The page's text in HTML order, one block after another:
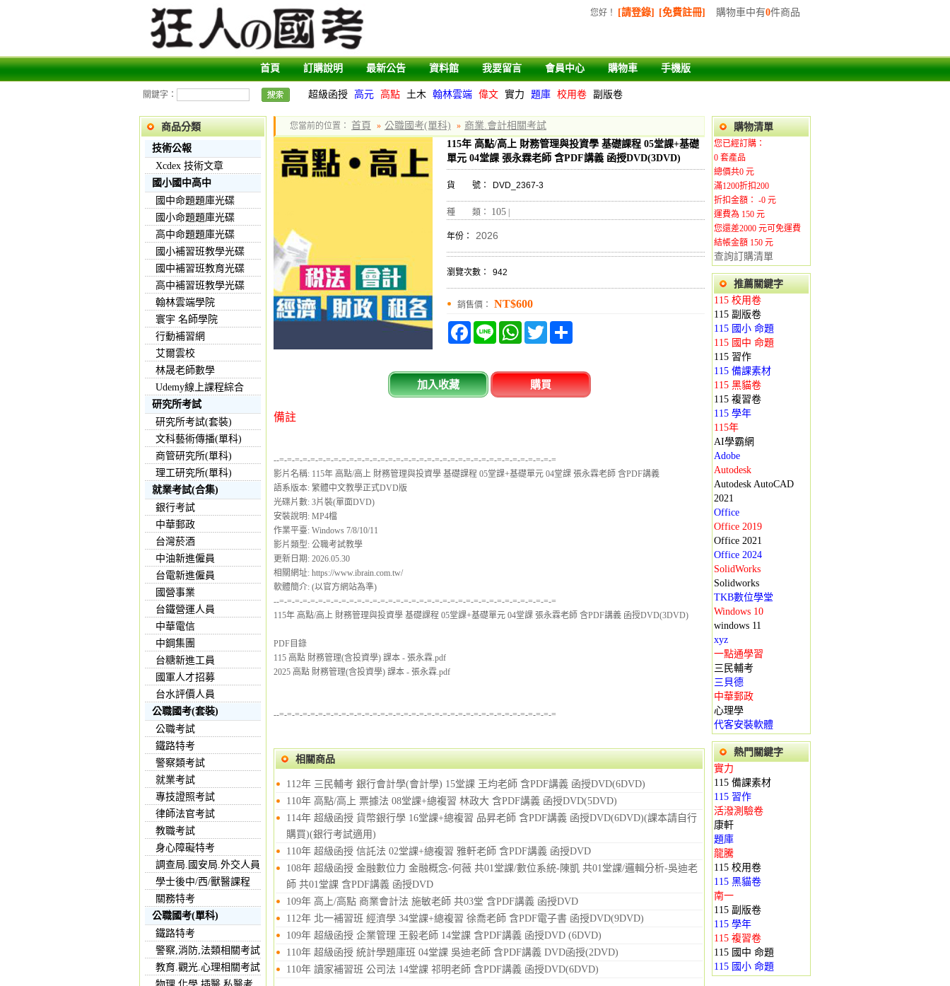
購物車中有0件商品
您好 ！ [請登錄] [免費註冊]
首頁 訂購說明 最新公告 資料館 我要留言 會員中心 購物車 手機版
關鍵字： 超級函授 高元 高點 土木 翰林雲端 偉文 實力 題庫 校用卷 副版卷
商品分類
技術公報
Xcdex 技術文章
國小國中高中
國中命題題庫光碟
國小命題題庫光碟
高中命題題庫光碟
國小補習班教學光碟
國中補習班教育光碟
高中補習班教學光碟
翰林雲端學院
寰宇 名師學院
行動補習網
艾爾雲校
林晟老師數學
Udemy線上課程綜合
研究所考試
研究所考試(套裝)
文科藝術傳播(單科)
商管研究所(單科)
理工研究所(單科)
就業考試(合集)
銀行考試
中華郵政
台灣菸酒
中油新進僱員
台電新進僱員
國營事業
台鐵營運人員
中華電信
中鋼集團
台糖新進工員
國軍人才招募
台水評價人員
公職國考(套裝)
公職考試
鐵路特考
警察類考試
就業考試
專技證照考試
律師法官考試
教職考試
身心障礙特考
調查局.國安局.外交人員
學士後中/西/獸醫課程
關務特考
公職國考(單科)
鐵路特考
警察,消防,法類相關考試
教育.觀光.心理相關考試
您當前的位置： 首頁 » 公職國考(單科) » 商業.會計相關考試
115年 高點/高上 財務管理與投資學 基礎課程 05堂課+基礎
單元 04堂課 張永霖老師 含PDF講義 函授DVD(3DVD)
貨 號： DVD_2367-3
種 類： 105
年份： 2026
瀏覽次數： 942
銷售價： NT$600
Facebook
Line WhatsAppTwitter
加入收藏 購買
備註
--=-=-=-=-=-=-=-=-=-=-=-=-=-=-=-=-=-=-=-=-=-=-=-=-=-=-=-=-=-=-=-=-=-=-=-=
影片名稱: 115年 高點/高上 財務管理與投資學 基礎課程 05堂課+基礎單元 04堂課 張永霖老師 含PDF講義
語系版本: 繁體中文教學正式DVD版
光碟片數: 3片裝(單面DVD)
安裝說明: MP4檔
作業平臺: Windows 7/8/10/11
影片類型: 公職考試教學
更新日期: 2026.05.30
相關網址: https://www.ibrain.com.tw/
軟體簡介: (以官方網站為準)
--=-=-=-=-=-=-=-=-=-=-=-=-=-=-=-=-=-=-=-=-=-=-=-=-=-=-=-=-=-=-=-=-=-=-=-=
115年 高點/高上 財務管理與投資學 基礎課程 05堂課+基礎單元 04堂課 張永霖老師 含PDF講義 函授DVD(3DVD)
PDF目錄
115 高點 財務管理(含投資學) 課本 - 張永霖.pdf
2025 高點 財務管理(含投資學) 課本 - 張永霖.pdf
--=-=-=-=-=-=-=-=-=-=-=-=-=-=-=-=-=-=-=-=-=-=-=-=-=-=-=-=-=-=-=-=-=-=-=-=
相關商品
112年 三民輔考 銀行會計學(會計學) 15堂課 王均老師 含PDF講義 函授DVD(6DVD)
110年 高點/高上 票據法 08堂課+總複習 林政大 含PDF講義 函授DVD(5DVD)
114年 超級函授 貨幣銀行學 16堂課+總複習 品昇老師 含PDF講義 函授DVD(6DVD)(課本請自行
購買)(銀行考試適用)
110年 超級函授 信託法 02堂課+總複習 雅軒老師 含PDF講義 函授DVD
108年 超級函授 金融數位力 金融概念-何薇 共01堂課/數位系統-陳凱 共01堂課/邏輯分析-吳迪老
師 共01堂課 含PDF講義 函授DVD
109年 高上/高點 商業會計法 施敏老師 共03堂 含PDF講義 函授DVD
112年 北一補習班 經濟學 34堂課+總複習 徐喬老師 含PDF電子書 函授DVD(9DVD)
109年 超級函授 企業管理 王毅老師 14堂課 含PDF講義 函授DVD (6DVD)
110年 超級函授 統計學題庫班 04堂課 吳迪老師 含PDF講義 DVD函授(2DVD)
110年 讀家補習班 公司法 14堂課 祁明老師 含PDF講義 函授DVD(6DVD)
購物清單
您已經訂購：
0 套產品
總價共0 元
滿1200折扣200
折扣金額： -0 元
運費為 150 元
您還差2000 元可免運費
結帳金額 150 元
查詢訂購清單
推薦關鍵字
115 校用卷
115 副版卷
115 國小 命題
115 國中 命題
115 習作
115 備課素材
115 黑貓卷
115 複習卷
115 學年
115年
AI學霸網
Adobe
Autodesk
Autodesk AutoCAD
2021
Office
Office 2019
Office 2021
Office 2024
SolidWorks
Solidworks
TKB數位學堂
Windows 10
windows 11
xyz
一點通學習
三民輔考
三貝德
中華郵政
心理學
代客安裝軟體
熱門關鍵字
實力
115 備課素材
115 習作
活潑測驗卷
康軒
題庫
龍騰
115 校用卷
115 黑貓卷
南一
115 副版卷
115 學年
115 複習卷
115 國中 命題
115 國小 命題